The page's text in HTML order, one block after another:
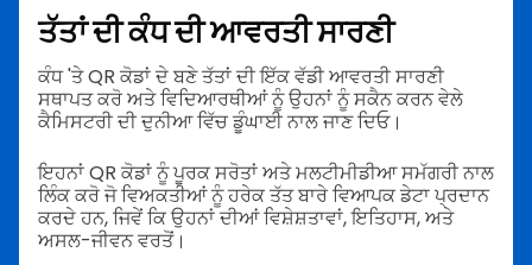
ਤੱਤਾਂ ਦੀ ਕੰਧ ਦੀ ਆਵਰਤੀ ਸਾਰਣੀ
ਕੰਧ 'ਤੇ QR ਕੋਡਾਂ ਦੇ ਬਣੇ ਤੱਤਾਂ ਦੀ ਇੱਕ ਵੱਡੀ ਆਵਰਤੀ ਸਾਰਣੀ
ਸਥਾਪਤ ਕਰੋ ਅਤੇ ਵਿਦਿਆਰਥੀਆਂ ਨੂੰ ਉਹਨਾਂ ਨੂੰ ਸਕੈਨ ਕਰਨ ਵੇਲੇ
ਕੈਮਿਸਟਰੀ ਦੀ ਦੁਨੀਆ ਵਿੱਚ ਡੂੰਘਾਈ ਨਾਲ ਜਾਣ ਦਿਓ।
ਇਹਨਾਂ QR ਕੋਡਾਂ ਨੂੰ ਪੂਰਕ ਸਰੋਤਾਂ ਅਤੇ ਮਲਟੀਮੀਡੀਆ ਸਮੱਗਰੀ ਨਾਲ
ਲਿੰਕ ਕਰੋ ਜੋ ਵਿਅਕਤੀਆਂ ਨੂੰ ਹਰੇਕ ਤੱਤ ਬਾਰੇ ਵਿਆਪਕ ਡੇਟਾ ਪ੍ਰਦਾਨ
ਕਰਦੇ ਹਨ, ਜਿਵੇਂ ਕਿ ਉਹਨਾਂ ਦੀਆਂ ਵਿਸ਼ੇਸ਼ਤਾਵਾਂ, ਇਤਿਹਾਸ, ਅਤੇ
ਅਸਲ-ਜੀਵਨ ਵਰਤੋਂ।